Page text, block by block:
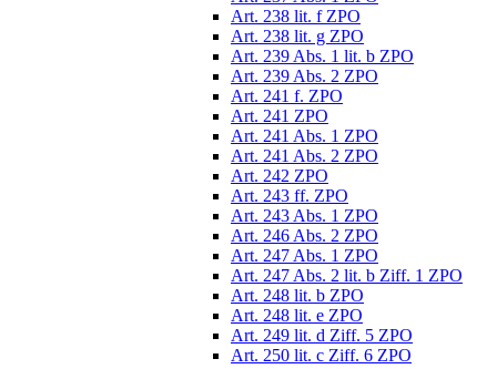
Art. 238 lit. f ZPO
Art. 238 lit. g ZPO
Art. 239 Abs. 1 lit. b ZPO
Art. 239 Abs. 2 ZPO
Art. 241 f. ZPO
Art. 241 ZPO
Art. 241 Abs. 1 ZPO
Art. 241 Abs. 2 ZPO
Art. 242 ZPO
Art. 243 ff. ZPO
Art. 243 Abs. 1 ZPO
Art. 246 Abs. 2 ZPO
Art. 247 Abs. 1 ZPO
Art. 247 Abs. 2 lit. b Ziff. 1 ZPO
Art. 248 lit. b ZPO
Art. 248 lit. e ZPO
Art. 249 lit. d Ziff. 5 ZPO
Art. 250 lit. c Ziff. 6 ZPO